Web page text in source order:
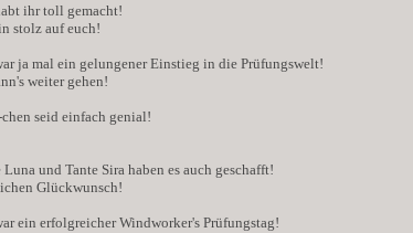
ihr toll gemacht!
stolz auf euch!
ja mal ein gelungener Einstieg in die Prüfungswelt!
weiter gehen!
seid einfach genial!
Luna und Tante Sira haben es auch geschafft!
Glückwunsch!
ein erfolgreicher Windworker's Prüfungstag!